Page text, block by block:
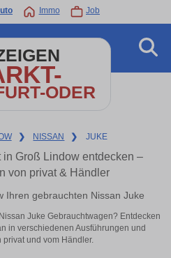
Immo Job
ODER
❯ NISSAN ❯ JUKE
Groß Lindow entdecken –
von privat & Händler
Ihren gebrauchten Nissan Juke
Juke Gebrauchtwagen? Entdecken
in verschiedenen Ausführungen und
privat und vom Händler.